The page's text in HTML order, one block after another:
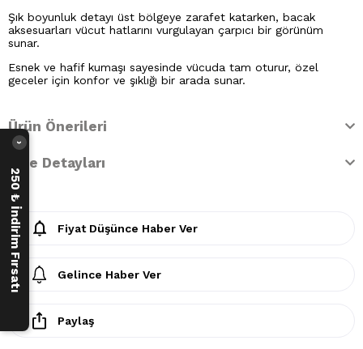
Şık boyunluk detayı üst bölgeye zarafet katarken, bacak
aksesuarları vücut hatlarını vurgulayan çarpıcı bir görünüm
sunar.
Esnek ve hafif kumaşı sayesinde vücuda tam oturur, özel
geceler için konfor ve şıklığı bir arada sunar.
Ürün Önerileri
İade Detayları
Fiyat Düşünce Haber Ver
Gelince Haber Ver
Paylaş
250 ₺ İndirim Fırsatı
›